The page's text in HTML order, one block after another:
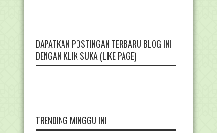
DAPATKAN POSTINGAN TERBARU BLOG INI
DENGAN KLIK SUKA (LIKE PAGE)
TRENDING MINGGU INI